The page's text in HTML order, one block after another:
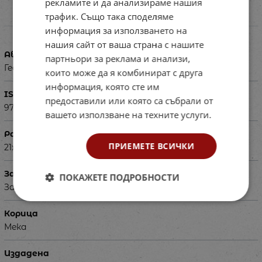
Характеристики
Автор
Георги Иванов, Ангелина Калинова
ISBN
9789540132006
Размери в см
21х29 см
За деца на възраст
За ученици в 1 клас
Корица
Мека
Издадена
рекламите и да анализираме нашия
трафик. Също така споделяме
информация за използването на
нашия сайт от ваша страна с нашите
партньори за реклама и анализи,
които може да я комбинират с друга
информация, която сте им
предоставили или която са събрали от
вашето използване на техните услуги.
ПРИЕМЕТЕ ВСИЧКИ
ПОКАЖЕТЕ ПОДРОБНОСТИ